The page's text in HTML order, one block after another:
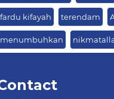
fardu kifayah terendam
menumbuhkan